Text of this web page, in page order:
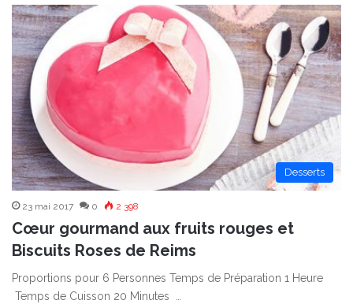
Desserts
23 mai 2017 0 2 398
Cœur gourmand aux fruits rouges et
Biscuits Roses de Reims
Proportions pour 6 Personnes Temps de Préparation 1 Heure
Temps de Cuisson 20 Minutes …